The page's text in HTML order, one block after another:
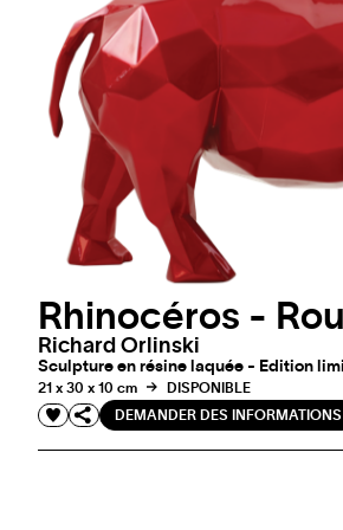
Rhinocéros -
Richard Orlinski
Sculpture en résine laquée - Edition
21 x 30 x 10 cm
DISPONIBLE
DEMANDER DES INFORMATIONS